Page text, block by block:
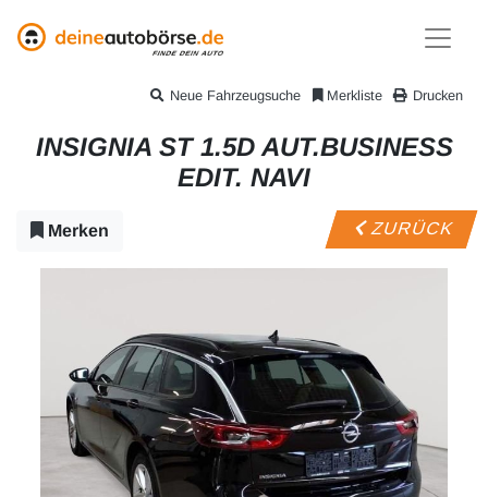
Drucken
Merkliste
Neue Fahrzeugsuche
INSIGNIA ST 1.5D AUT.BUSINESS
EDIT. NAVI
Merken ZURÜCK